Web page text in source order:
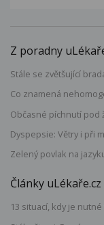
Z poradny
Stále se zvětšující
Co znamená
Občasné píchnutí pod
Dyspepsie: Větry i při
Zelený povlak na
Články uLékaře.cz
13 situací, kdy je